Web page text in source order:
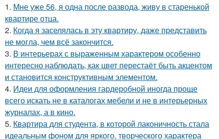
1. Мне уже 56, я одна после развода, живу в старенькой
квартире отца.
2. Когда я заселялась в эту квартиру, даже представить
не могла, чем всё закончится.
3. В интерьерах с выраженным характером особенно
интересно наблюдать, как цвет перестаёт быть акцентом
и становится конструктивным элементом.
4. Идеи для оформления гардеробной иногда проще
всего искать не в каталогах мебели и не в интерьерных
журналах, а в кино.
5. Квартира для студента, в которой лаконичность стала
идеальным фоном для яркого, творческого характера